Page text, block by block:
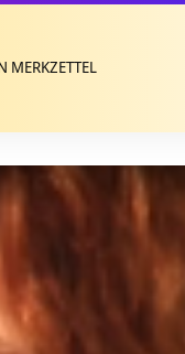
MERKZETTEL